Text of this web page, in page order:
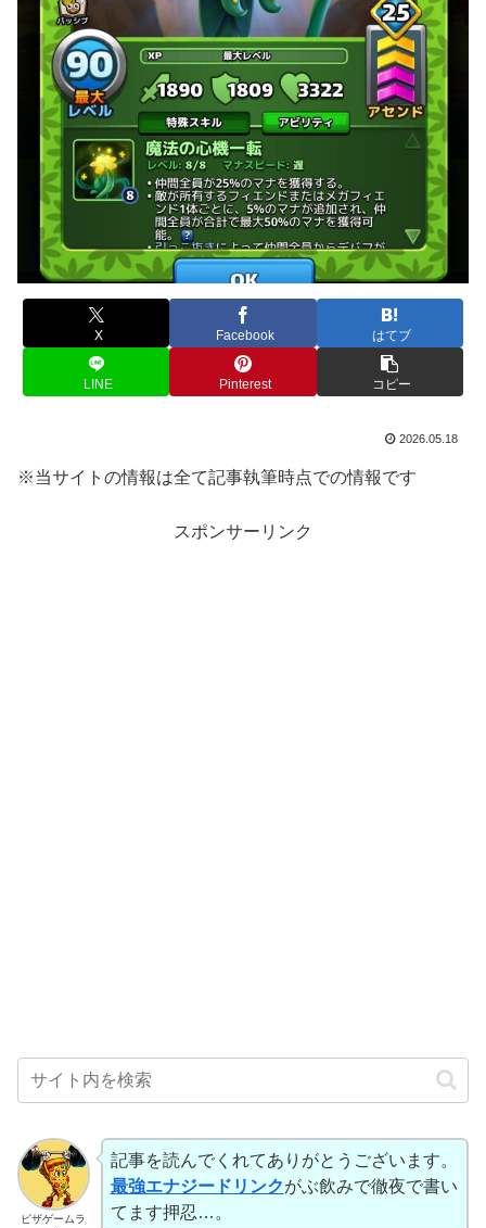
X Facebook はてブ
LINE Pinterest コピー
2026.05.18
※当サイトの情報は全て記事執筆時点での情報です
スポンサーリンク
ピザゲームラ
記事を読んでくれてありがとうございます。
最強エナジードリンクがぶ飲みで徹夜で書い
てます押忍…。